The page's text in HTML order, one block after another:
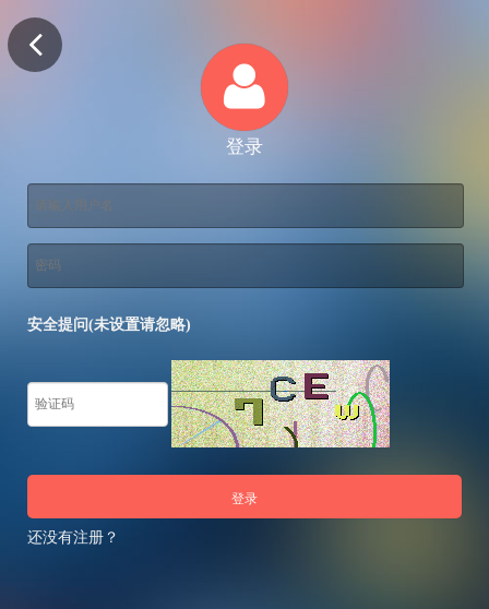
登录
安全提问(未设置请忽略)
登录
还没有注册？